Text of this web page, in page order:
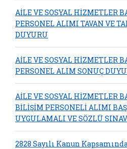
AİLE VE SOSYAL HİZMETLER
PERSONEL ALIMI TAVAN VE
DUYURU
AİLE VE SOSYAL HİZMETLER
PERSONEL ALIM SONUÇ
AİLE VE SOSYAL HİZMETLER
BİLİŞİM PERSONELİ ALIMI
UYGULAMALI VE SÖZLÜ
2828 Sayılı Kanun